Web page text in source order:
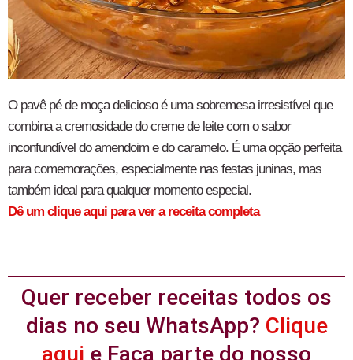
O pavê pé de moça delicioso é uma sobremesa irresistível que
combina a cremosidade do creme de leite com o sabor
inconfundível do amendoim e do caramelo. É uma opção perfeita
para comemorações, especialmente nas festas juninas, mas
também ideal para qualquer momento especial.
Dê um clique aqui para ver a receita completa
Quer receber receitas todos os
dias no seu WhatsApp? Clique
aqui e Faça parte do nosso